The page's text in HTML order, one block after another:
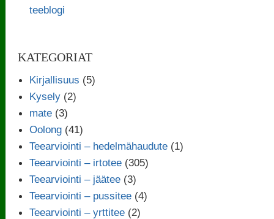
teeblogi
KATEGORIAT
Kirjallisuus (5)
Kysely (2)
mate (3)
Oolong (41)
Teearviointi – hedelmähaudute (1)
Teearviointi – irtotee (305)
Teearviointi – jäätee (3)
Teearviointi – pussitee (4)
Teearviointi – yrttitee (2)